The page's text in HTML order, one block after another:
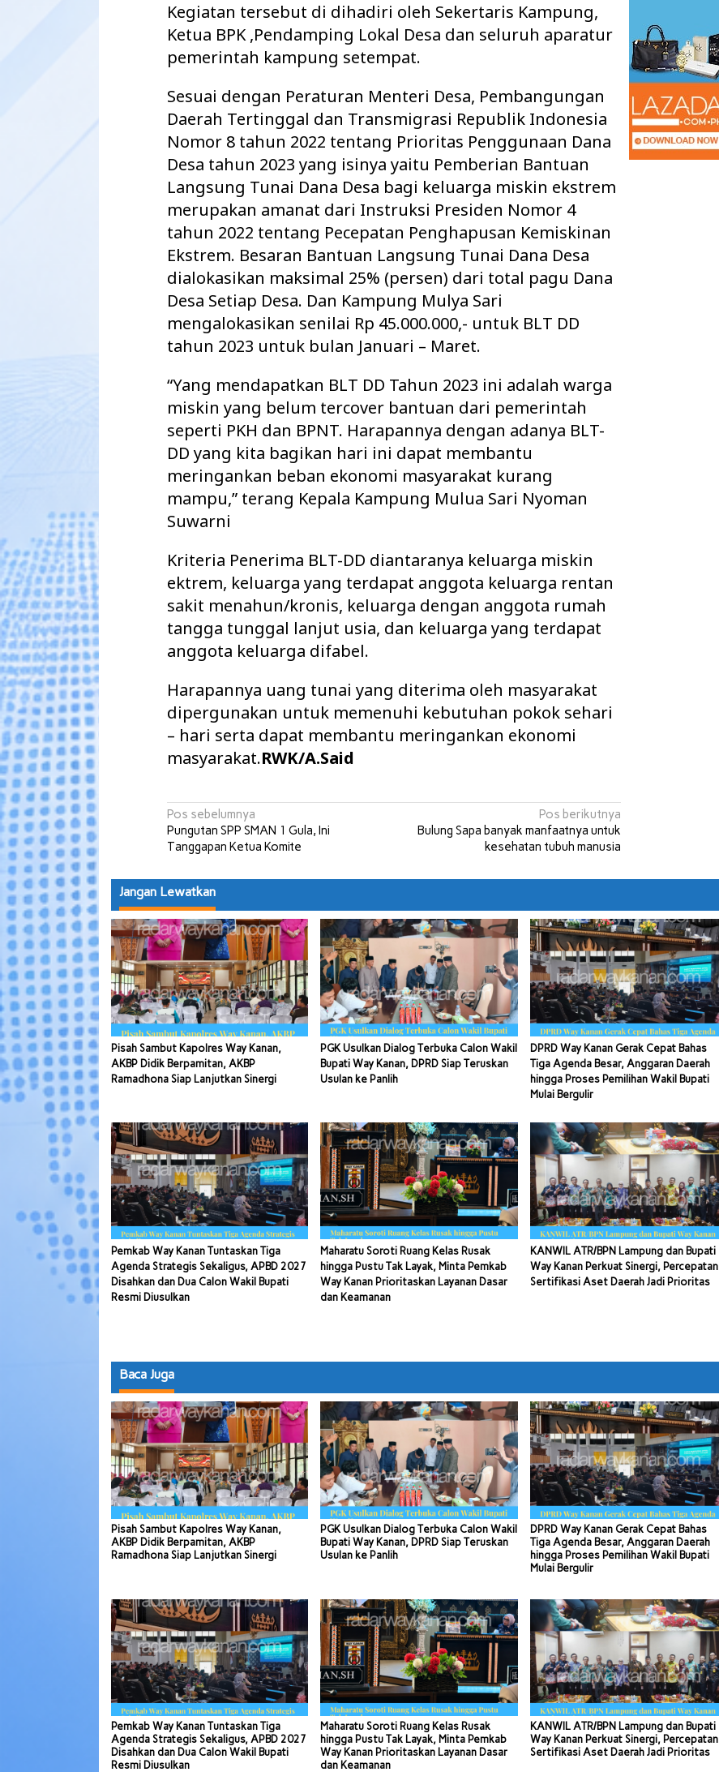
Kegiatan tersebut di dihadiri oleh Sekertaris Kampung,
Ketua BPK ,Pendamping Lokal Desa dan seluruh aparatur
pemerintah kampung setempat.
Sesuai dengan Peraturan Menteri Desa, Pembangungan
Daerah Tertinggal dan Transmigrasi Republik Indonesia
Nomor 8 tahun 2022 tentang Prioritas Penggunaan Dana
Desa tahun 2023 yang isinya yaitu Pemberian Bantuan
Langsung Tunai Dana Desa bagi keluarga miskin ekstrem
merupakan amanat dari Instruksi Presiden Nomor 4
tahun 2022 tentang Pecepatan Penghapusan Kemiskinan
Ekstrem. Besaran Bantuan Langsung Tunai Dana Desa
dialokasikan maksimal 25% (persen) dari total pagu Dana
Desa Setiap Desa. Dan Kampung Mulya Sari
mengalokasikan senilai Rp 45.000.000,- untuk BLT DD
tahun 2023 untuk bulan Januari – Maret.
“Yang mendapatkan BLT DD Tahun 2023 ini adalah warga
miskin yang belum tercover bantuan dari pemerintah
seperti PKH dan BPNT. Harapannya dengan adanya BLT-
DD yang kita bagikan hari ini dapat membantu
meringankan beban ekonomi masyarakat kurang
mampu,” terang Kepala Kampung Mulua Sari Nyoman
Suwarni
Kriteria Penerima BLT-DD diantaranya keluarga miskin
ektrem, keluarga yang terdapat anggota keluarga rentan
sakit menahun/kronis, keluarga dengan anggota rumah
tangga tunggal lanjut usia, dan keluarga yang terdapat
anggota keluarga difabel.
Harapannya uang tunai yang diterima oleh masyarakat
dipergunakan untuk memenuhi kebutuhan pokok sehari
– hari serta dapat membantu meringankan ekonomi
masyarakat.RWK/A.Said
Navigasi
pos
Pos sebelumnya
Pungutan SPP SMAN 1 Gula, Ini
Tanggapan Ketua Komite
Pos berikutnya
Bulung Sapa banyak manfaatnya untuk
kesehatan tubuh manusia
Jangan Lewatkan
Pisah Sambut Kapolres Way Kanan,
AKBP Didik Berpamitan, AKBP
Ramadhona Siap Lanjutkan Sinergi
PGK Usulkan Dialog Terbuka Calon Wakil
Bupati Way Kanan, DPRD Siap Teruskan
Usulan ke Panlih
DPRD Way Kanan Gerak Cepat Bahas
Tiga Agenda Besar, Anggaran Daerah
hingga Proses Pemilihan Wakil Bupati
Mulai Bergulir
Pemkab Way Kanan Tuntaskan Tiga
Agenda Strategis Sekaligus, APBD 2027
Disahkan dan Dua Calon Wakil Bupati
Resmi Diusulkan
Maharatu Soroti Ruang Kelas Rusak
hingga Pustu Tak Layak, Minta Pemkab
Way Kanan Prioritaskan Layanan Dasar
dan Keamanan
KANWIL ATR/BPN Lampung dan Bupati
Way Kanan Perkuat Sinergi, Percepatan
Sertifikasi Aset Daerah Jadi Prioritas
Baca Juga
Pisah Sambut Kapolres Way Kanan,
AKBP Didik Berpamitan, AKBP
Ramadhona Siap Lanjutkan Sinergi
PGK Usulkan Dialog Terbuka Calon Wakil
Bupati Way Kanan, DPRD Siap Teruskan
Usulan ke Panlih
DPRD Way Kanan Gerak Cepat Bahas
Tiga Agenda Besar, Anggaran Daerah
hingga Proses Pemilihan Wakil Bupati
Mulai Bergulir
Pemkab Way Kanan Tuntaskan Tiga
Agenda Strategis Sekaligus, APBD 2027
Disahkan dan Dua Calon Wakil Bupati
Resmi Diusulkan
Maharatu Soroti Ruang Kelas Rusak
hingga Pustu Tak Layak, Minta Pemkab
Way Kanan Prioritaskan Layanan Dasar
dan Keamanan
KANWIL ATR/BPN Lampung dan Bupati
Way Kanan Perkuat Sinergi, Percepatan
Sertifikasi Aset Daerah Jadi Prioritas
Maharatu Soroti Ruang Kelas Rusak
hingga Pustu Tak Layak, Minta Pemkab
Pisah Sambut Kapolres Way Kanan,
AKBP Didik Berpamitan, AKBP
Ramadhona Siap Lanj…
PGK Usulkan Dialog Terbuka Calon
Wakil Bupati Way Kanan, DPRD Siap
Teruskan Usul…